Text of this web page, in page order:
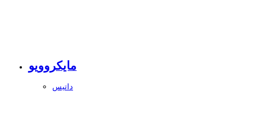
مایکروویو
داتیس